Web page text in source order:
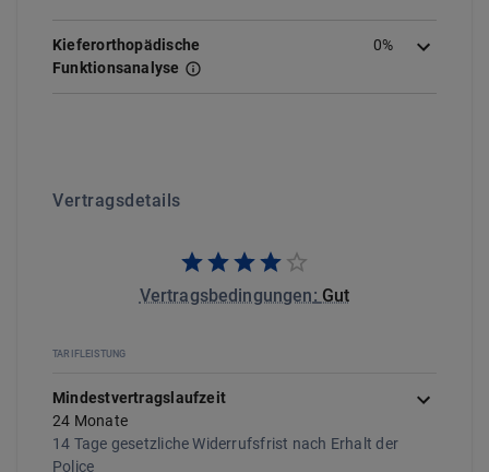
Kieferorthopädische
Funktionsanalyse
0%
Vertragsdetails
Vertragsbedingungen: Gut
TARIFLEISTUNG
Mindestvertragslaufzeit
24 Monate
14 Tage gesetzliche Widerrufsfrist nach Erhalt der
Police